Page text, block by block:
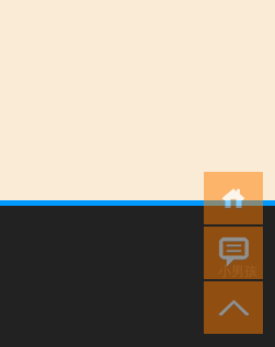
小男孩